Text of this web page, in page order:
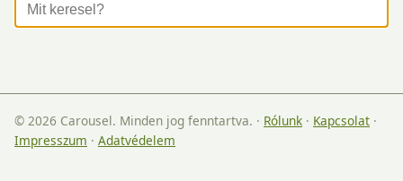
© 2026 Carousel. Minden jog fenntartva. · Rólunk · Kapcsolat ·
Impresszum · Adatvédelem